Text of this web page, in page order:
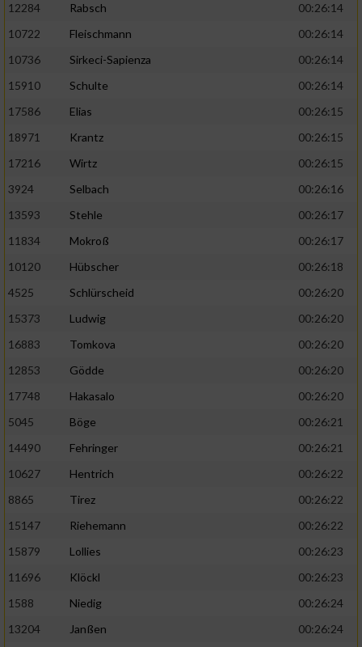
12284
Rabsch
00:26:14
10722
Fleischmann
00:26:14
10736
Sirkeci-Sapienza
00:26:14
15910
Schulte
00:26:14
17586
Elias
00:26:15
18971
Krantz
00:26:15
17216
Wirtz
00:26:15
3924
Selbach
00:26:16
13593
Stehle
00:26:17
11834
Mokroß
00:26:17
10120
Hübscher
00:26:18
4525
Schlürscheid
00:26:20
15373
Ludwig
00:26:20
16883
Tomkova
00:26:20
12853
Gödde
00:26:20
17748
Hakasalo
00:26:20
5045
Böge
00:26:21
14490
Fehringer
00:26:21
10627
Hentrich
00:26:22
8865
Tirez
00:26:22
15147
Riehemann
00:26:22
15879
Lollies
00:26:23
11696
Klöckl
00:26:23
1588
Niedig
00:26:24
13204
Janßen
00:26:24